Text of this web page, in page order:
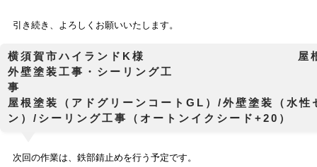
引き続き、よろしくお願いいたします。
横須賀市ハイランドK様 屋根塗
外壁塗装工事・シーリング工
屋根塗装（アドグリーンコートGL）/外壁塗装（水性
ン）/シーリング工事（オートンイクシード+20）
次回の作業は、鉄部錆止めを行う予定です。